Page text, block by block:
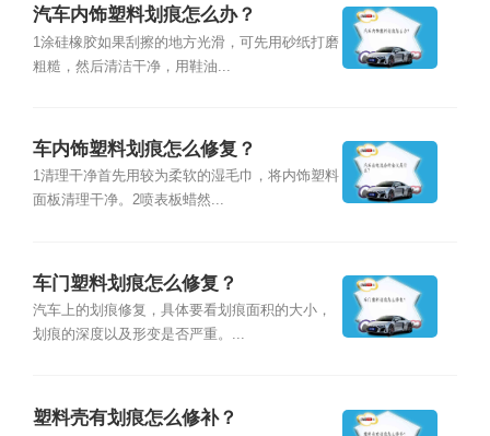
汽车内饰塑料划痕怎么办？
1涂硅橡胶如果刮擦的地方光滑，可先用砂纸打磨
粗糙，然后清洁干净，用鞋油...
车内饰塑料划痕怎么修复？
1清理干净首先用较为柔软的湿毛巾，将内饰塑料
面板清理干净。2喷表板蜡然...
车门塑料划痕怎么修复？
汽车上的划痕修复，具体要看划痕面积的大小，
划痕的深度以及形变是否严重。...
塑料壳有划痕怎么修补？